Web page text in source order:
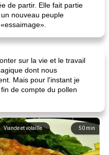
de partir. Elle fait partie
nouveau peuple
sur la vie et le travail
dont nous
Mais pour l'instant je
de compte du pollen
50 min
Viande et volaille